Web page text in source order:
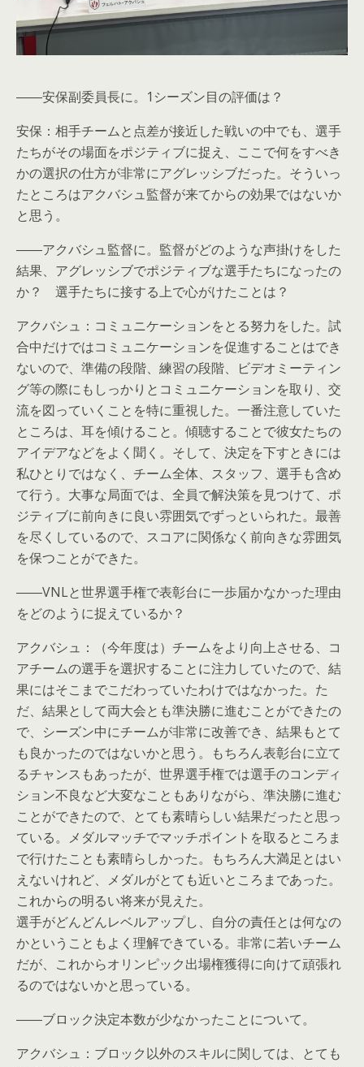
――安保副委員長に。1シーズン目の評価は？
安保：相手チームと点差が接近した戦いの中でも、選手
たちがその場面をポジティブに捉え、ここで何をすべき
かの選択の仕方が非常にアグレッシブだった。そういっ
たところはアクバシュ監督が来てからの効果ではないか
と思う。
――アクバシュ監督に。監督がどのような声掛けをした
結果、アグレッシブでポジティブな選手たちになったの
か？ 選手たちに接する上で心がけたことは？
アクバシュ：コミュニケーションをとる努力をした。試
合中だけではコミュニケーションを促進することはでき
ないので、準備の段階、練習の段階、ビデオミーティン
グ等の際にもしっかりとコミュニケーションを取り、交
流を図っていくことを特に重視した。一番注意していた
ところは、耳を傾けること。傾聴することで彼女たちの
アイデアなどをよく聞く。そして、決定を下すときには
私ひとりではなく、チーム全体、スタッフ、選手も含め
て行う。大事な局面では、全員で解決策を見つけて、ポ
ジティブに前向きに良い雰囲気でずっといられた。最善
を尽くしているので、スコアに関係なく前向きな雰囲気
を保つことができた。
――VNLと世界選手権で表彰台に一歩届かなかった理由
をどのように捉えているか？
アクバシュ：（今年度は）チームをより向上させる、コ
アチームの選手を選択することに注力していたので、結
果にはそこまでこだわっていたわけではなかった。た
だ、結果として両大会とも準決勝に進むことができたの
で、シーズン中にチームが非常に改善でき、結果もとて
も良かったのではないかと思う。もちろん表彰台に立て
るチャンスもあったが、世界選手権では選手のコンディ
ション不良など大変なこともありながら、準決勝に進む
ことができたので、とても素晴らしい結果だったと思っ
ている。メダルマッチでマッチポイントを取るところま
で行けたことも素晴らしかった。もちろん大満足とはい
えないけれど、メダルがとても近いところまであった。
これからの明るい将来が見えた。
選手がどんどんレベルアップし、自分の責任とは何なの
かということもよく理解できている。非常に若いチーム
だが、これからオリンピック出場権獲得に向けて頑張れ
るのではないかと思っている。
――ブロック決定本数が少なかったことについて。
アクバシュ：ブロック以外のスキルに関しては、とても